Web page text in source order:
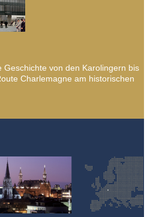
Geschichte von den Karolingern bis
Charlemagne am historischen